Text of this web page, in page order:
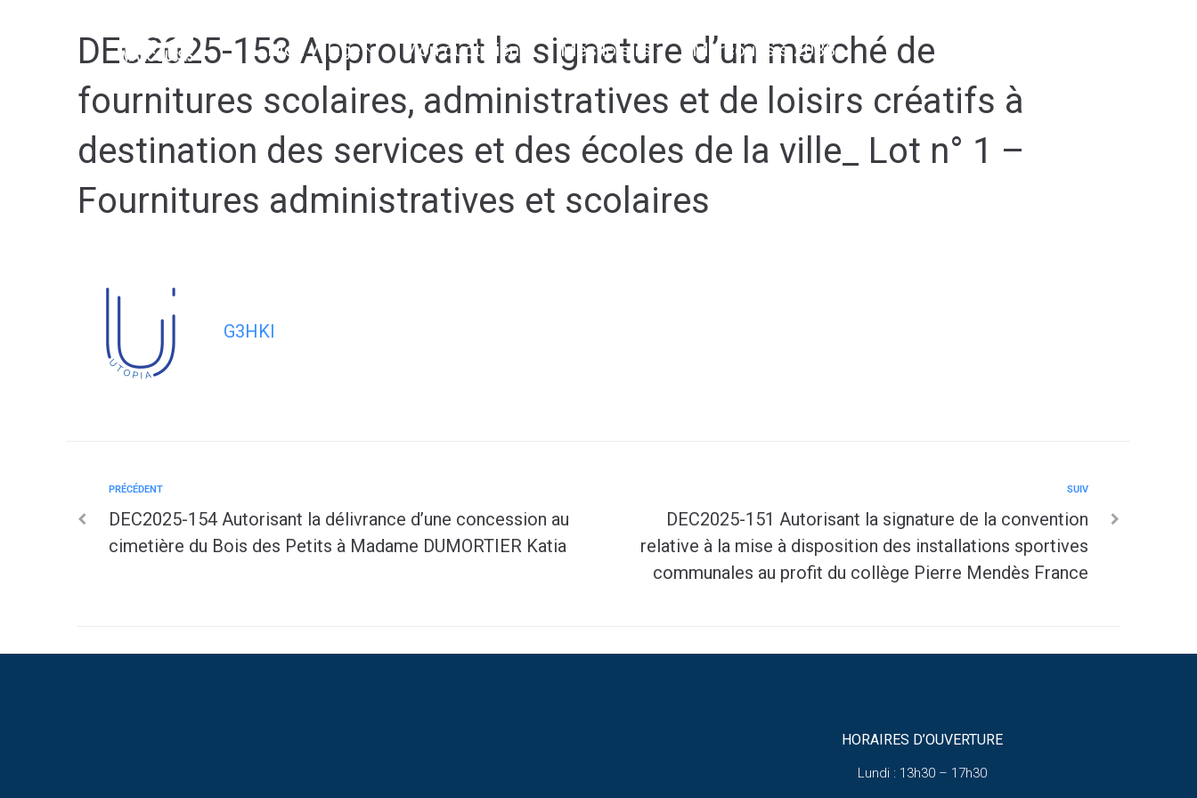
Mon village Mon quotidien Mes loisirs Marcoussis 2038
DEC2025-153 Approuvant la signature d’un marché de
fournitures scolaires, administratives et de loisirs créatifs à
destination des services et des écoles de la ville_ Lot n° 1 –
Fournitures administratives et scolaires
G3HKI
PRÉCÉDENT
DEC2025-154 Autorisant la délivrance d’une concession au
cimetière du Bois des Petits à Madame DUMORTIER Katia
SUIV
DEC2025-151 Autorisant la signature de la convention
relative à la mise à disposition des installations sportives
communales au profit du collège Pierre Mendès France
HORAIRES D’OUVERTURE
Lundi : 13h30 – 17h30